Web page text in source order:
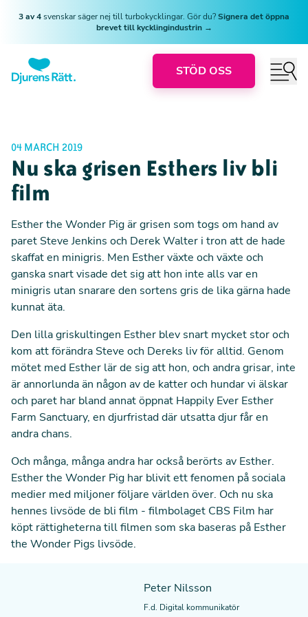
3 av 4svenskar säger nej till turbokycklingar. Gör du?Signera det öppna
brevet till kycklingindustrin →
STÖD OSS
04 MARCH 2019
Nu ska grisen Esthers liv bli
film
Esther the Wonder Pig är grisen som togs om hand av
paret Steve Jenkins och Derek Walter i tron att de hade
skaffat en minigris. Men Esther växte och växte och
ganska snart visade det sig att hon inte alls var en
minigris utan snarare den sortens gris de lika gärna hade
kunnat äta.
Den lilla griskultingen Esther blev snart mycket stor och
kom att förändra Steve och Dereks liv för alltid. Genom
mötet med Esther lär de sig att hon, och andra grisar, inte
är annorlunda än någon av de katter och hundar vi älskar
och paret har bland annat öppnat Happily Ever Esther
Farm Sanctuary, en djurfristad där utsatta djur får en
andra chans.
Och många, många andra har också berörts av Esther.
Esther the Wonder Pig har blivit ettfenomen på sociala
medier med miljoner följare världen över. Och nu ska
hennes livsöde de bli film - filmbolaget CBS Film har
köpt rättigheternatill filmen som ska baseras på Esther
the Wonder Pigs livsöde.
Peter Nilsson
F.d. Digital kommunikatör